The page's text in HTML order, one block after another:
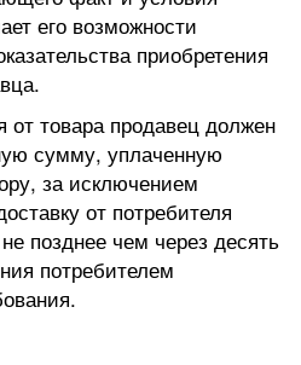
его возможности
приобретения
от товара продавец должен
сумму, уплаченную
за исключением
от потребителя
позднее чем через десять
потребителем